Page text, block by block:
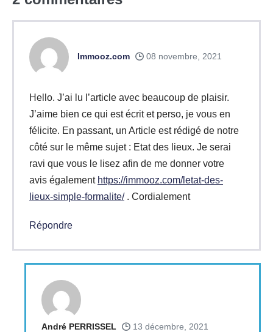
Immooz.com 08 novembre, 2021
Hello. J’ai lu l’article avec beaucoup de plaisir.
J’aime bien ce qui est écrit et perso, je vous en
félicite. En passant, un Article est rédigé de notre
côté sur le même sujet : Etat des lieux. Je serai
ravi que vous le lisez afin de me donner votre
avis également https://immooz.com/letat-des-
lieux-simple-formalite/. Cordialement
Répondre
André PERRISSEL 13 décembre, 2021